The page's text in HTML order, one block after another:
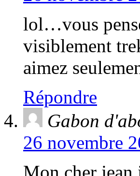
lol…vous
visiblement
aimez
Répondre
Gabon
26 novembre